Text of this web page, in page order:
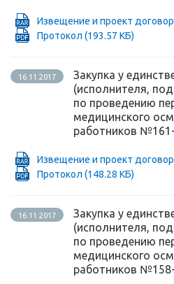
Извещение и проект
Протокол (193.57 КБ)
16.11.2017
Закупка у
(исполнителя,
по проведению
медицинского
работников
Извещение и проект
Протокол (148.28 КБ)
16.11.2017
Закупка у
(исполнителя,
по проведению
медицинского
работников